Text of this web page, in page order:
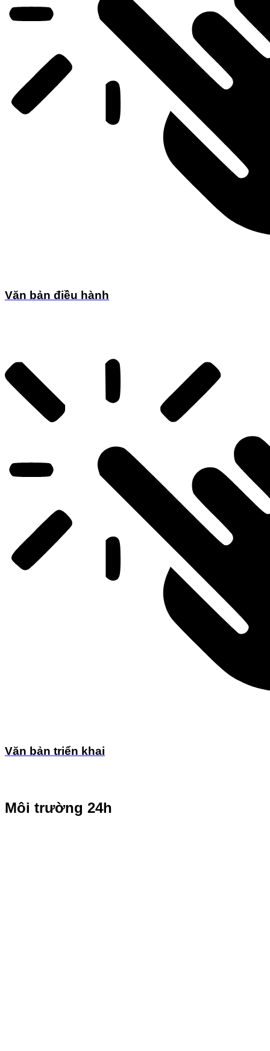
Văn bản điều hành
Văn bản triển khai
Môi trường 24h